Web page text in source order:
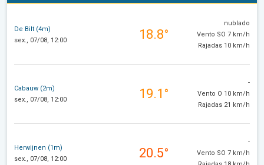
De Bilt (4m)
sex., 07/08, 12:00
18.8°
nublado
Vento SO 7 km/h
Rajadas 10 km/h
Cabauw (2m)
sex., 07/08, 12:00
19.1°
-
Vento O 10 km/h
Rajadas 21 km/h
Herwijnen (1m)
sex., 07/08, 12:00
20.5°
-
Vento SO 7 km/h